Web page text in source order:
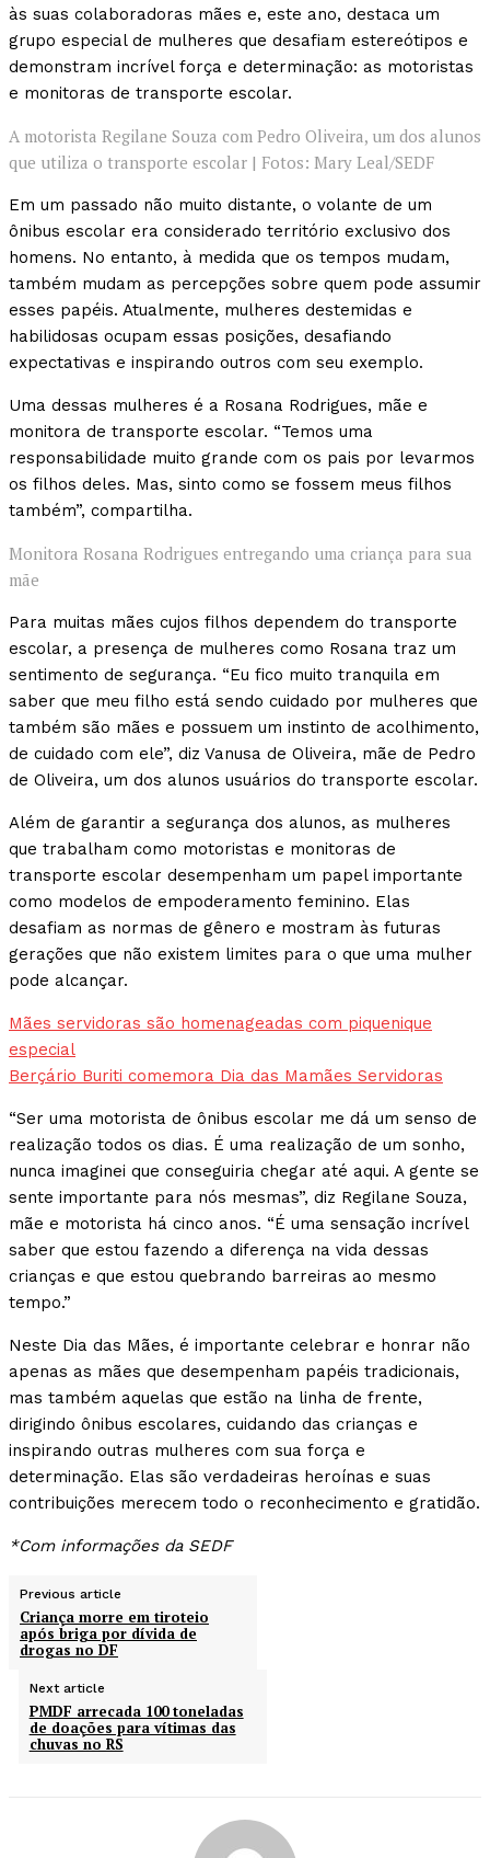
às suas colaboradoras mães e, este ano, destaca um
grupo especial de mulheres que desafiam estereótipos e
demonstram incrível força e determinação: as motoristas
e monitoras de transporte escolar.
A motorista Regilane Souza com Pedro Oliveira, um dos alunos
que utiliza o transporte escolar | Fotos: Mary Leal/SEDF
Em um passado não muito distante, o volante de um
ônibus escolar era considerado território exclusivo dos
homens. No entanto, à medida que os tempos mudam,
também mudam as percepções sobre quem pode assumir
esses papéis. Atualmente, mulheres destemidas e
habilidosas ocupam essas posições, desafiando
expectativas e inspirando outros com seu exemplo.
Uma dessas mulheres é a Rosana Rodrigues, mãe e
monitora de transporte escolar. “Temos uma
responsabilidade muito grande com os pais por levarmos
os filhos deles. Mas, sinto como se fossem meus filhos
também”, compartilha.
Monitora Rosana Rodrigues entregando uma criança para sua
mãe
Para muitas mães cujos filhos dependem do transporte
escolar, a presença de mulheres como Rosana traz um
sentimento de segurança. “Eu fico muito tranquila em
saber que meu filho está sendo cuidado por mulheres que
também são mães e possuem um instinto de acolhimento,
de cuidado com ele”, diz Vanusa de Oliveira, mãe de Pedro
de Oliveira, um dos alunos usuários do transporte escolar.
Além de garantir a segurança dos alunos, as mulheres
que trabalham como motoristas e monitoras de
transporte escolar desempenham um papel importante
como modelos de empoderamento feminino. Elas
desafiam as normas de gênero e mostram às futuras
gerações que não existem limites para o que uma mulher
pode alcançar.
Mães servidoras são homenageadas com piquenique
especial
Berçário Buriti comemora Dia das Mamães Servidoras
“Ser uma motorista de ônibus escolar me dá um senso de
realização todos os dias. É uma realização de um sonho,
nunca imaginei que conseguiria chegar até aqui. A gente se
sente importante para nós mesmas”, diz Regilane Souza,
mãe e motorista há cinco anos. “É uma sensação incrível
saber que estou fazendo a diferença na vida dessas
crianças e que estou quebrando barreiras ao mesmo
tempo.”
Neste Dia das Mães, é importante celebrar e honrar não
apenas as mães que desempenham papéis tradicionais,
mas também aquelas que estão na linha de frente,
dirigindo ônibus escolares, cuidando das crianças e
inspirando outras mulheres com sua força e
determinação. Elas são verdadeiras heroínas e suas
contribuições merecem todo o reconhecimento e gratidão.
*Com informações da SEDF
Previous article
Criança morre em tiroteio
após briga por dívida de
drogas no DF
Next article
PMDF arrecada 100 toneladas
de doações para vítimas das
chuvas no RS